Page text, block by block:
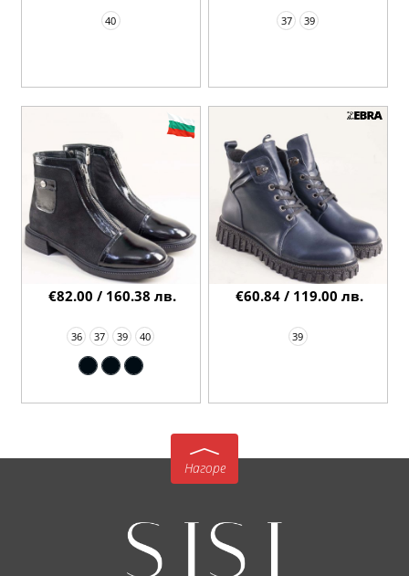
40 37 39
36 37 39 40
€82.00 / 160.38 лв.
39
€60.84 / 119.00 лв.
Нагоре